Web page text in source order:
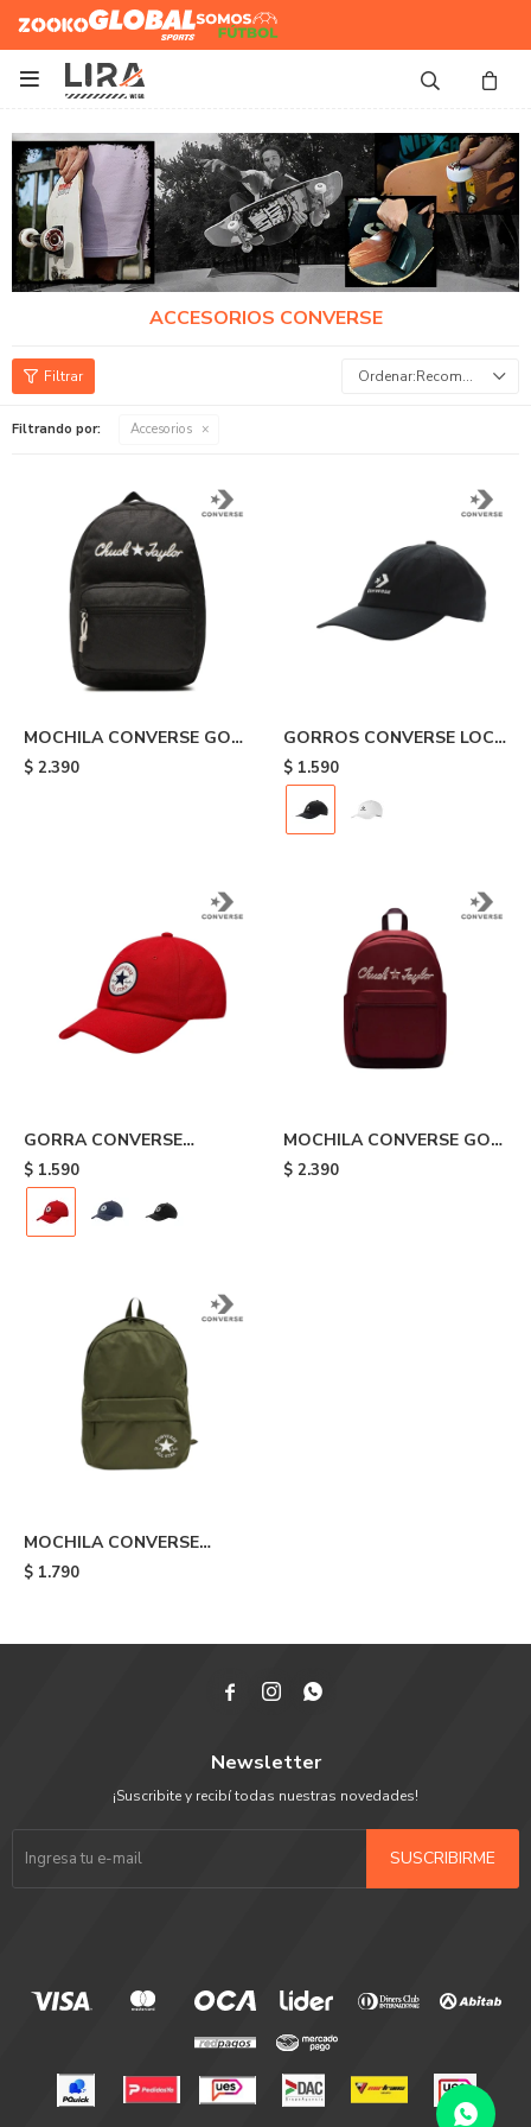
Zooko Global Sports
Somos
Futbol

ACCESORIOS CONVERSE
Recomendados
Filtrando por: Accesorios
MOCHILA CONVERSE GO
CHUCK TAYLOR - Black
$ 2.390
GORROS CONVERSE LOCK
UP - Black
$ 1.590
GORRA CONVERSE
TRIPOFF - Red
$ 1.590
MOCHILA CONVERSE GO
CHUCK TAYLOR - Red
$ 2.390
MOCHILA CONVERSE
SPEED 3 - Olive
$ 1.790
  
Newsletter
¡Suscribite y recibí todas nuestras novedades!
SUSCRIBIRME